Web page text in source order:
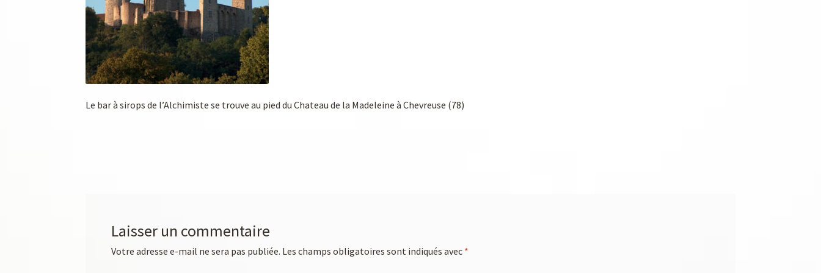
Le bar à sirops de l’Alchimiste se trouve au pied du Chateau de la Madeleine à Chevreuse (78)
Laisser un commentaire
Votre adresse e-mail ne sera pas publiée. Les champs obligatoires sont indiqués avec *